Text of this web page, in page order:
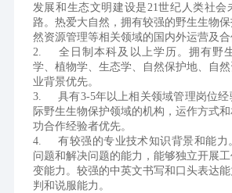
发展和生态文明建设是21世纪人类社会
路。热爱大自然，拥有较强的野生生物
然资源管理等相关领域的国内外运营及合
2.	全日制本科及以上学历。拥有野生生物保护、动物
学、植物学、生态学、自然保护地、自
业背景优先。
3.	具有3-5年以上相关领域管理岗位经验，熟悉国内及国
际野生生物保护领域的机构，运作方式
功合作经验者优先。
4.	有较强的专业技术知识背景和能力。具备良好的分析
问题和解决问题的能力，能够独立开展
变能力。较强的中英文书写和口头表达
判和说服能力。